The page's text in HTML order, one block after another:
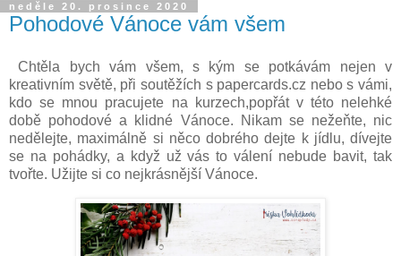
neděle 20. prosince 2020
Pohodové Vánoce vám všem
Chtěla bych vám všem, s kým se potkávám nejen v
kreativním světě, při soutěžích s papercards.cz nebo s vámi,
kdo se mnou pracujete na kurzech,popřát v této nelehké
době pohodové a klidné Vánoce. Nikam se nežeňte, nic
nedělejte, maximálně si něco dobrého dejte k jídlu, dívejte
se na pohádky, a když už vás to válení nebude bavit, tak
tvořte. Užijte si co nejkrásnější Vánoce.